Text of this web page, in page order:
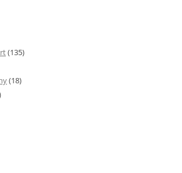
(135)
(18)